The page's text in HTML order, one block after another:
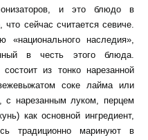
и это блюдо в
что сейчас считается севиче.
«национального наследия»,
в честь этого блюда.
из тонко нарезанной
соке лайма или
с нарезанным луком, перцем
как основной ингредиент,
традиционно маринуют в